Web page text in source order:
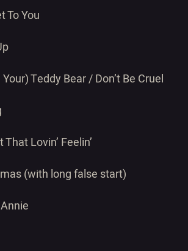
To You
Teddy Bear / Don’t Be Cruel
That Lovin’ Feelin’
(with long false start)